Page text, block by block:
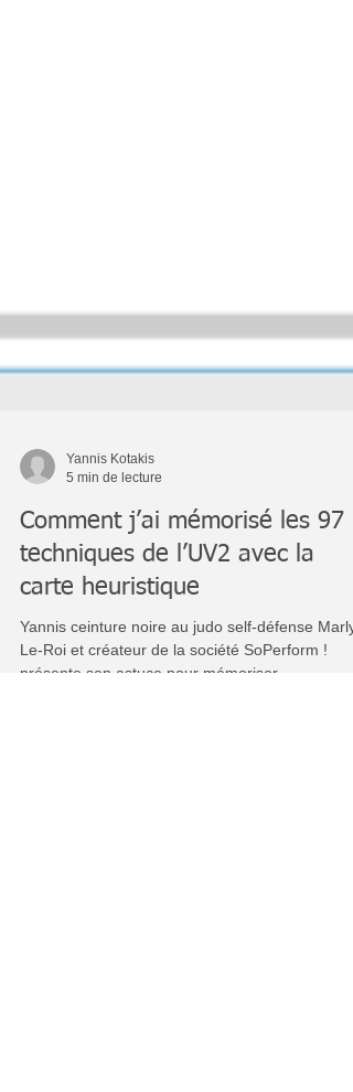
Yannis Kotakis
Comment j’ai mémorisé les 97
techniques de l’UV2 avec la
Yannis ceinture noire au judo self-défense Marly-
Le-Roi et créateur de la société SoPerform !